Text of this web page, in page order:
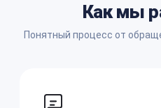
Как мы
Понятный процесс от